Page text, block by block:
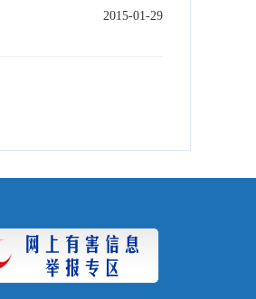
2015-01-29